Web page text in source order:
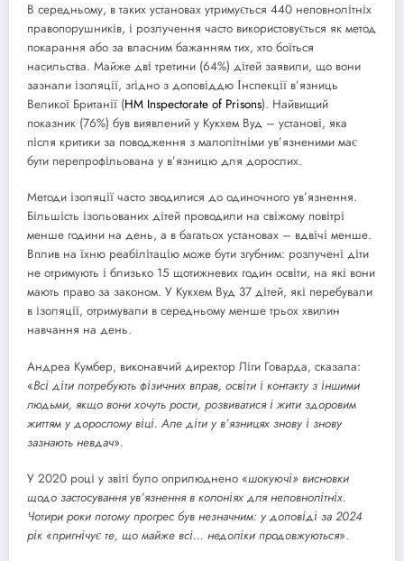
В середньому, в таких установах утримується 440 неповнолітніх
правопорушників, і розлучення часто використовується як метод
покарання або за власним бажанням тих, хто боїться
насильства. Майже дві третини (64%) дітей заявили, що вони
зазнали ізоляції, згідно з доповіддю Інспекції в’язниць
Великої Британії (HM Inspectorate of Prisons). Найвищий
показник (76%) був виявлений у Кукхем Вуд – установі, яка
після критики за поводження з малолітніми ув’язненими має
бути перепрофільована у в’язницю для дорослих.
Методи ізоляції часто зводилися до одиночного ув’язнення.
Більшість ізольованих дітей проводили на свіжому повітрі
менше години на день, а в багатьох установах – вдвічі менше.
Вплив на їхню реабілітацію може бути згубним: розлучені діти
не отримують і близько 15 щотижневих годин освіти, на які вони
мають право за законом. У Кукхем Вуд 37 дітей, які перебували
в ізоляції, отримували в середньому менше трьох хвилин
навчання на день.
Андреа Кумбер, виконавчий директор Ліги Говарда, сказала:
«Всі діти потребують фізичних вправ, освіти і контакту з іншими
людьми, якщо вони хочуть рости, розвиватися і жити здоровим
життям у дорослому віці. Але діти у в’язницях знову і знову
зазнають невдач».
У 2020 році у звіті було оприлюднено «шокуючі» висновки
щодо застосування ув’язнення в колоніях для неповнолітніх.
Чотири роки потому прогрес був незначним: у доповіді за 2024
рік «пригнічує те, що майже всі… недоліки продовжуються».